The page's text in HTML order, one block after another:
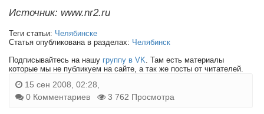
Источник: www.nr2.ru
Теги статьи: Челябинске
Статья опубликована в разделах: Челябинск
Подписывайтесь на нашу группу в VK. Там есть материалы
которые мы не публикуем на сайте, а так же посты от читателей.
15 сен 2008, 02:28,
0 Комментариев
3 762 Просмотра